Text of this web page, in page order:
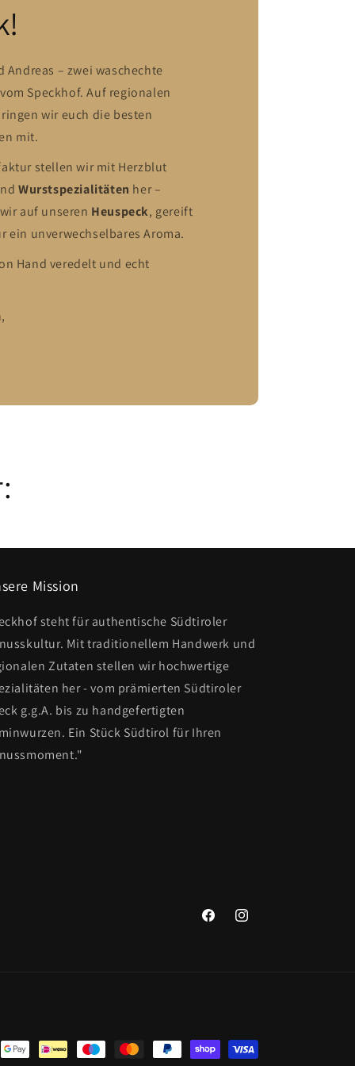
– zwei waschechte
Speckhof. Auf regionalen
wir euch die besten
mit.
stellen wir mit Herzblut
Wurstspezialitäten her –
auf unseren Heuspeck, gereift
ein unverwechselbares Aroma.
Hand veredelt und echt
Mission
steht für authentische Südtiroler
Mit traditionellem Handwerk und
Zutaten stellen wir hochwertige
her - vom prämierten Südtiroler
g.g.A. bis zu handgefertigten
Ein Stück Südtirol für Ihren
FacebookInstagram